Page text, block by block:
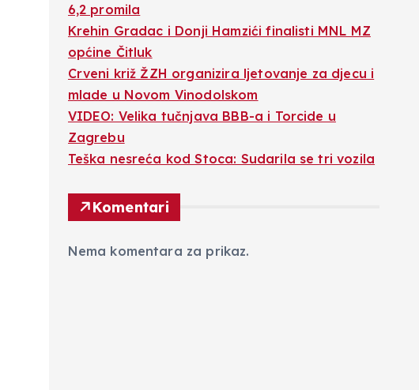
6,2 promila
Krehin Gradac i Donji Hamzići finalisti MNL MZ
općine Čitluk
Crveni križ ŽZH organizira ljetovanje za djecu i
mlade u Novom Vinodolskom
VIDEO: Velika tučnjava BBB-a i Torcide u
Zagrebu
Teška nesreća kod Stoca: Sudarila se tri vozila
Komentari
Nema komentara za prikaz.